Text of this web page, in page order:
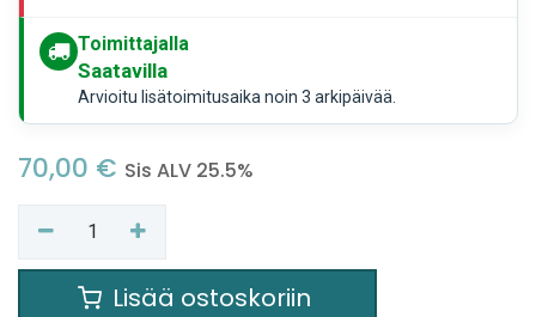
Toimittajalla
Saatavilla
Arvioitu lisätoimitusaika noin 3 arkipäivää.
70,00 € Sis ALV 25.5%
Lisää ostoskoriin